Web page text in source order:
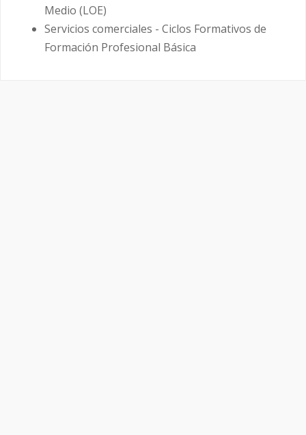
Medio (LOE)
Servicios comerciales - Ciclos Formativos de
Formación Profesional Básica